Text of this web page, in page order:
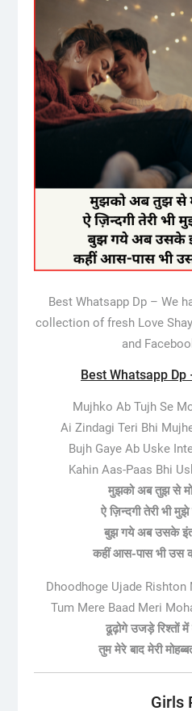
Best Whatsapp Dp – We
collection of fresh Love
and
Best Whatsapp Dp
Mujhko Ab Tujh Se
Ai Zindagi Teri Bhi
Bujh Gaye Ab Uske
Kahin Aas-Paas Bhi
मुझको अब तुझ से
ऐ ज़िन्दगी तेरी भी
बुझ गये अब उसके
कहीं आस-पास भी उस
Dhoodhoge Ujade Rishton
Tum Mere Baad Meri
ढूढ़ोगे उजड़े रिश्तों
तुम मेरे बाद मेरी
Girls